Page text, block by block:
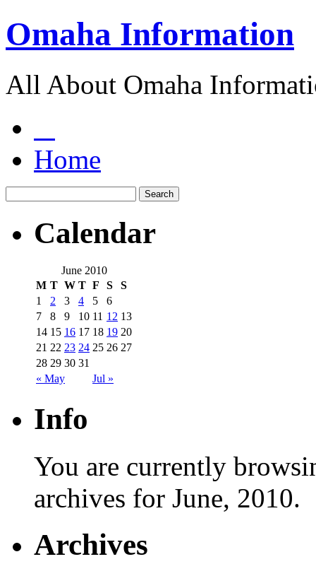
Omaha Information
All About Omaha
Home
Calendar
June 2010
M T W T F S S
« May Jul »
1 2 3 4 5
6
7
8 9 10 11 12 13
14 15 16 17 18 19 20
21 22 23 24 25 26 27
28 29 30 31
Info
You are currently
archives for June, 2010.
Archives